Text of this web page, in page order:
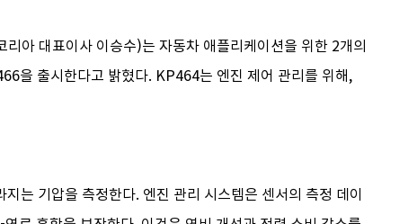
아 대표이사 이승수)는 자동차 애플리케이션을 위한 2개의
을 출시한다고 밝혔다. KP464는 엔진 제어 관리를 위해,
는 기압을 측정한다. 엔진 관리 시스템은 센서의 측정 데이